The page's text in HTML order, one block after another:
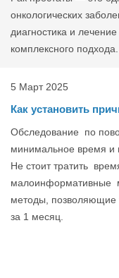
онкологических
диагностика и
комплексного подхода.
5 Март 2025
Как установить
Обследование по
минимальное время и
Не стоит тратить
малоинформативные
методы, позволяющие
за 1 месяц.